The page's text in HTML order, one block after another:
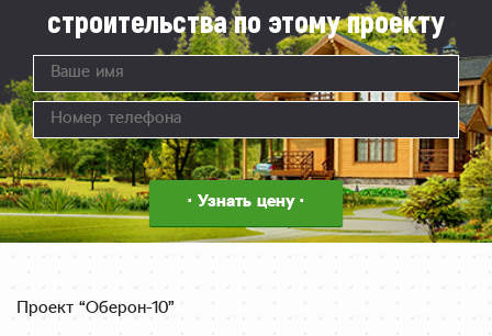
строительства по этому проекту
Проект “Оберон-10”